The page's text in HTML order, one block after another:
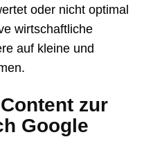
oder nicht optimal
wirtschaftliche
auf kleine und
zur
Google